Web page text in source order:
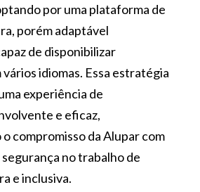
por uma plataforma de
porém adaptável
de disponibilizar
vários idiomas. Essa estratégia
experiência de
e eficaz,
compromisso da Alupar com
no trabalho de
e inclusiva.